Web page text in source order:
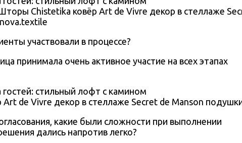
Chistetika ковёр Art de Vivre декор в стеллаже
участвовали в процессе?
принимала очень активное участие на всех этапах
de Vivre декор в стеллаже Secret de Manson
какие были сложности при выполнении
дались напротив легко?